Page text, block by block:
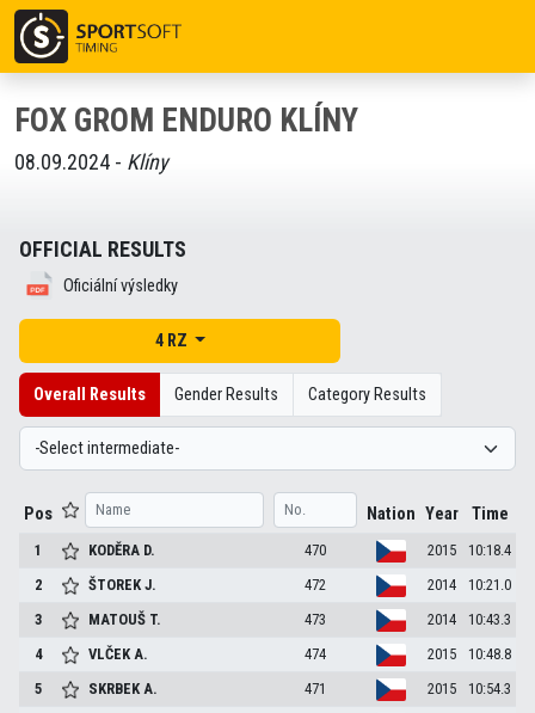
FOX GROM ENDURO KLÍNY
08.09.2024 - Klíny
OFFICIAL RESULTS
Oficiální výsledky
4 RZ
Overall Results Gender Results Category Results
Pos Nation Year Time
1 KODĚRA D. 470 2015
10:18.4
2
ŠTOREKJ. 472 2014
10:21.0
3
MATOUŠ T. 473 2014
10:43.3
4
VLČEKA. 474 2015
10:48.8
5
SKRBEKA. 471 2015
10:54.3